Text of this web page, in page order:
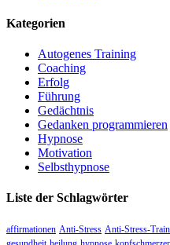
Kategorien
Autogenes Training
Coaching
Erfolg
Führung
Gedächtnis
Gedanken programmieren
Hypnose
Motivation
Selbsthypnose
Liste der Schlagwörter
affirmationen Anti-Stress Anti-Stress-